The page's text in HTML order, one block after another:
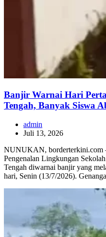
Banjir Warnai Hari
Tengah, Banyak Siswa
admin
Juli 13, 2026
NUNUKAN, borderterkini.com
Pengenalan Lingkungan
Tengah diwarnai banjir yang
hari, Senin (13/7/2026).